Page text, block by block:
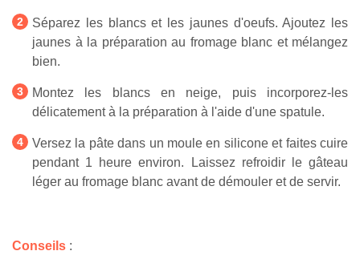
Séparez les blancs et les jaunes d'oeufs. Ajoutez les
jaunes à la préparation au fromage blanc et mélangez
bien.
Montez les blancs en neige, puis incorporez-les
délicatement à la préparation à l'aide d'une spatule.
Versez la pâte dans un moule en silicone et faites cuire
pendant 1 heure environ. Laissez refroidir le gâteau
léger au fromage blanc avant de démouler et de servir.
Conseils :